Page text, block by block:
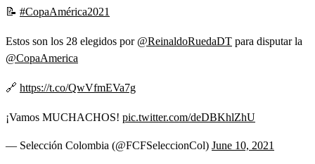
📝 #CopaAmérica2021
Estos son los 28 elegidos por @ReinaldoRuedaDT para disputar la
@CopaAmerica
🔗 https://t.co/QwVfmEVa7g
¡Vamos MUCHACHOS! pic.twitter.com/deDBKhlZhU
— Selección Colombia (@FCFSeleccionCol) June 10, 2021